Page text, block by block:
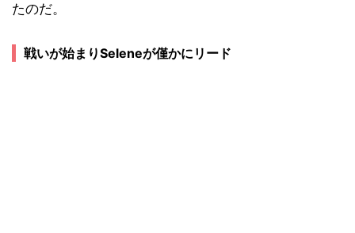
たのだ。
戦いが始まりSeleneが僅かにリード